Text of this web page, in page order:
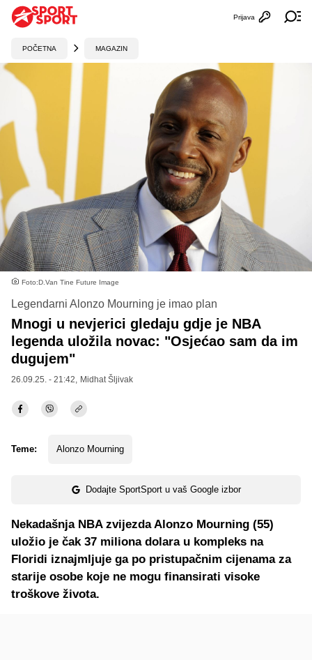
Otvori
Prijava
POČETNA MAGAZIN
Foto:D.Van Tine Future Image
Legendarni Alonzo Mourning je imao plan
Mnogi u nevjerici gledaju gdje je NBA
legenda uložila novac: "Osjećao sam da im
dugujem"
26.09.25. - 21:42, Midhat Šljivak
Teme: Alonzo Mourning
Dodajte SportSport u vaš Google izbor
Nekadašnja NBA zvijezda Alonzo Mourning (55)
uložio je čak 37 miliona dolara u kompleks na
Floridi iznajmljuje ga po pristupačnim cijenama za
starije osobe koje ne mogu finansirati visoke
troškove života.